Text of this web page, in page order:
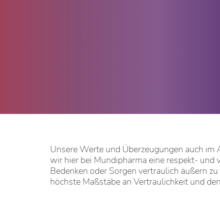
Unsere Werte und Überzeugungen auch
wir hier bei Mundipharma eine respekt-
Bedenken oder Sorgen vertraulich äußern
höchste Maßstäbe an Vertraulichkeit und